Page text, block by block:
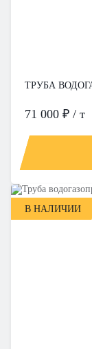
ТРУБА
71 000 ₽ / т
В НАЛИЧИИ